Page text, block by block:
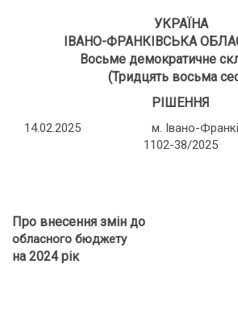
УКРАЇНА
ІВАНО-ФРАНКІВСЬКА
Восьме демократичне
(Тридцять восьма
РІШЕННЯ
14.02.2025 м. Івано-
1102-38/2025
Про внесення змін до
обласного бюджету
на 2024рік